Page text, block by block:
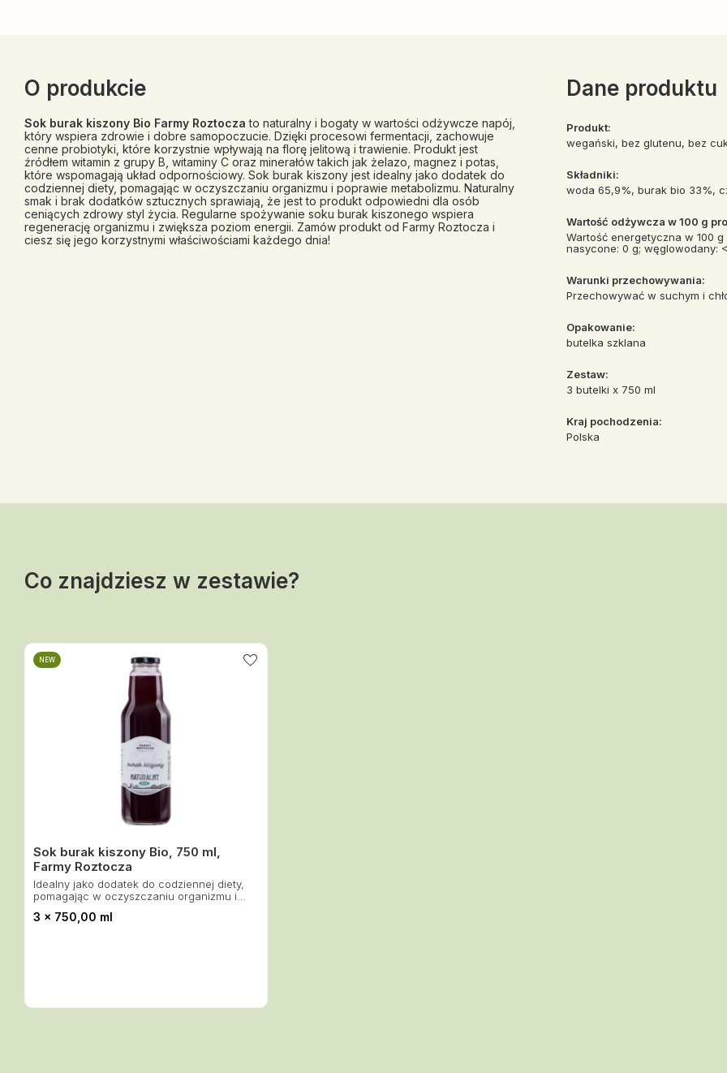
O produkcie
Sok burak kiszony Bio Farmy Roztocza to naturalny i bogaty w wartości odżywcze napój,
który wspiera zdrowie i dobre samopoczucie. Dzięki procesowi fermentacji, zachowuje
cenne probiotyki, które korzystnie wpływają na florę jelitową i trawienie. Produkt jest
źródłem witamin z grupy B, witaminy C oraz minerałów takich jak żelazo, magnez i potas,
które wspomagają układ odpornościowy. Sok burak kiszony jest idealny jako dodatek do
codziennej diety, pomagając w oczyszczaniu organizmu i poprawie metabolizmu. Naturalny
smak i brak dodatków sztucznych sprawiają, że jest to produkt odpowiedni dla osób
ceniących zdrowy styl życia. Regularne spożywanie soku burak kiszonego wspiera
regenerację organizmu i zwiększa poziom energii. Zamów produkt od Farmy Roztocza i
ciesz się jego korzystnymi właściwościami każdego dnia!
Dane produktu
Produkt:
wegański, bez glutenu, bez
Składniki:
woda 65,9%, burak bio 33%,
Wartość odżywcza w 100 g
Wartość energetyczna w 100
nasycone: 0 g; węglowodany:
Warunki przechowywania:
Przechowywać w suchym i
Opakowanie:
butelka szklana
Zestaw:
3 butelki x 750 ml
Kraj pochodzenia:
Polska
Co znajdziesz w zestawie?
NEW
Sok burak kiszony Bio, 750 ml,
Farmy Roztocza
Idealny jako dodatek do codziennej diety,
pomagając w oczyszczaniu organizmu i
3 x 750,00 ml